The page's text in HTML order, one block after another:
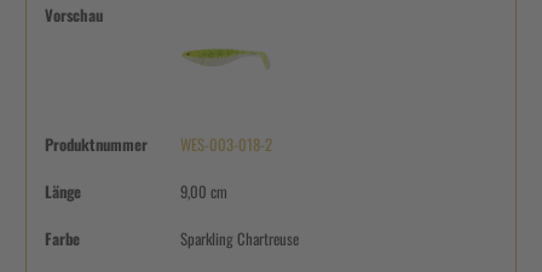
Vorschau
Produktnummer WES-003-018-2
Länge 9,00 cm
Farbe Sparkling Chartreuse